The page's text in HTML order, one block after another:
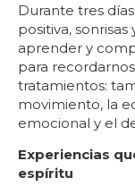
Durante tres
positiva,
aprender y
para
tratamientos:
movimiento, la
emocional y el
Experiencias
espíritu